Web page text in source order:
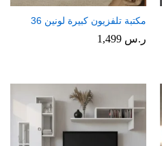
مكتبة تلفزيون كبيرة لونين 36
ر.س